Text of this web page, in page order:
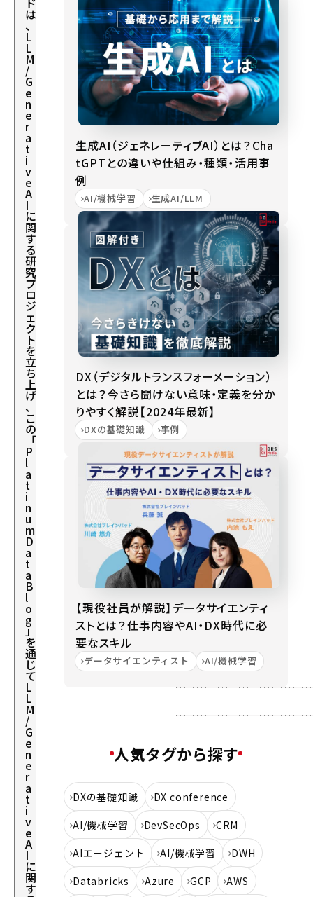
は
、
L
L
M
/
G
e
n
e
r
a
t
i
v
e
A
I
に
関
す
る
研
究
プ
ロ
ジ
ェ
ク
ト
を
立
ち
上
げ
、
こ
の
「
P
l
a
t
i
n
u
m
D
a
t
a
B
l
o
g
」
を
通
じ
て
L
L
M
/
G
e
n
e
r
a
t
i
v
e
A
I
に
関
す
生成AI（ジェネレーティブAI）とは？Cha
tGPTとの違いや仕組み・種類・活用事
例
AI/機械学習 生成AI/LLM
DX（デジタルトランスフォーメーション）
とは？今さら聞けない意味・定義を分か
りやすく解説【2024年最新】
DXの基礎知識 事例
【現役社員が解説】データサイエンティ
ストとは？仕事内容やAI・DX時代に必
要なスキル
データサイエンティスト AI/機械学習
人気タグから探す
DXの基礎知識
DX conference
AI/機械学習
DevSecOps
CRM
AIエージェント
AI/機械学習
DWH
Databricks
Azure GCP
AWS